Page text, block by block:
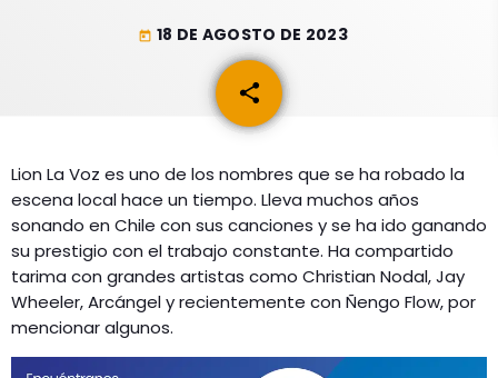
EMISIÓN COCHABAMBA
ESLATINO NEWS
ACTUALIDAD
ESPECTÁCULOS
GEEKERS
MÚSICA
LOS + TOP
PROGRAMACIÓN
INICIO
RADIO SPLENDID
today 18 DE AGOSTO DE 2023
share
email
Lion La Voz es uno de los nombres que se ha robado la
escena local hace un tiempo. Lleva muchos años
sonando en Chile con sus canciones y se ha ido ganando
su prestigio con el trabajo constante. Ha compartido
tarima con grandes artistas como Christian Nodal, Jay
Wheeler, Arcángel y recientemente con Ñengo Flow, por
mencionar algunos.